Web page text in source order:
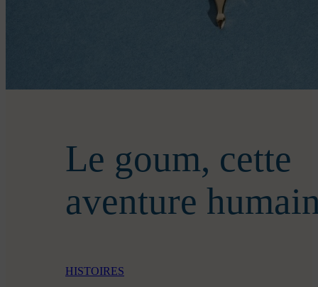
Le goum, cette
aventure
HISTOIRES